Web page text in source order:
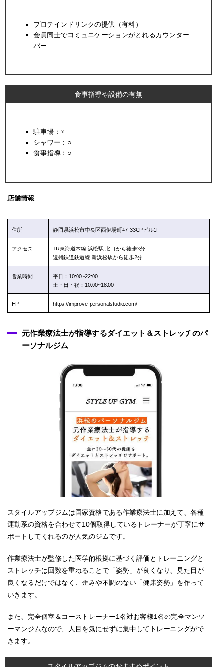
プロテインドリンクの提供（有料）
会員同士でコミュニケーションがとれるカウンター
バー
食事指導や設備の有無
駐車場：×
シャワー：○
食事指導：○
店舗情報
住所 静岡県浜松市中央区西伊場町47-33CPビル1F
アクセス
JR東海道本線 浜松駅 北口から徒歩3分
遠州鉄道鉄道線 新浜松駅から徒歩2分
営業時間
平日：10:00~22:00
土・日・祝：10:00~18:00
HP https://improve-personalstudio.com/
元作業療法士が指導するダイエット＆ストレッチのパ
ーソナルジム
スタイルアップジムは国家資格である作業療法士に加えて、各種
運動系の資格を合わせて10個取得しているトレーナーが丁寧にサ
ポートしてくれるのが人気のジムです。
​作業療法士が監修した医学的根拠に基づく評価とトレーニングと
ストレッチは回数を重ねることで「姿勢」が良くなり、見た目が
良くなるだけではなく、歪みや不調のない「健康姿勢」を作って
いきます。
また、完全個室＆コーストレーナー1名対お客様1名の完全マンツ
ーマンジムなので、人目を気にせずに集中してトレーニングがで
きます。